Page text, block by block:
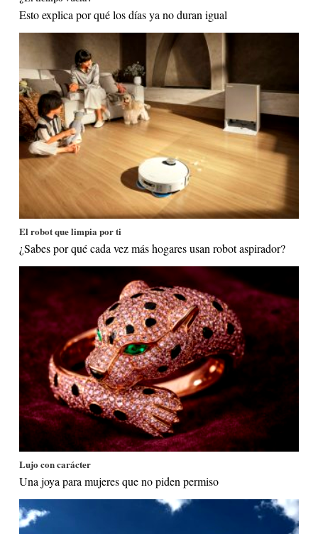
Esto explica por qué los días ya no duran igual
El robot que limpia por ti
¿Sabes por qué cada vez más hogares usan robot aspirador?
Lujo con carácter
Una joya para mujeres que no piden permiso